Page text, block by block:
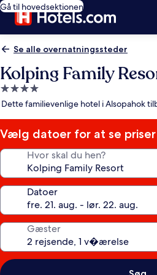
Gå til hovedsektionen
Se alle overnatningssteder
Kolping Family
4.0-
stjernet
Dette familievenlige hotel i Alsopahok
Vælg datoer for at se priser
Hvor skal du hen?
Datoer
Gæster